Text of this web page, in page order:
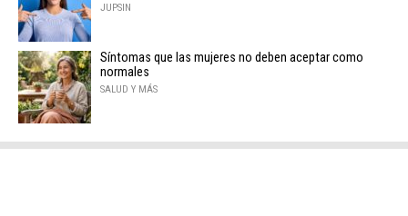
JUPSIN
Síntomas que las mujeres no deben aceptar como
normales
SALUD Y MÁS